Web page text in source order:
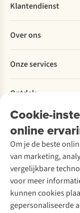
Cookie-
online
Om je de beste
van marketing,
vergelijkbare
voor meer
kunnen cookies
gepersonaliseerde
Klantendienst
Bestellen
Betalen
Levering
Retourneren
Bestelling herroepen
Garantie
Contact
Over ons
Explore More
Verantwoord
Over Ayacucho
Onze winkels
Over A.S.Adventure
Onze services
Ski-onderhoud
Wasservice
Schoenonderhoud
Schoenherstelling
Kledingherstelling
Retouches
Voor bedrijven
Ontdek
A.S.Magazine
Podcast
Explore Academy
Explore Camp
Gear Check
Inspiratie & advies
Meld je aan voor